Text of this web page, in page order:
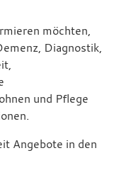
möchten,
Diagnostik,
und Pflege
Angebote in den